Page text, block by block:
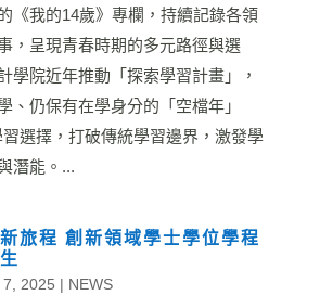
《我的14歲》專欄，持續記錄各領
，呈現青春時期的多元路徑與選
學院近年推動「探索學習計畫」，
、仍保有在學身分的「空檔年」
習選擇，打破傳統學習邊界，激發學
潛能。...
旅程 創新領域學士學位學程
7, 2025 | NEWS